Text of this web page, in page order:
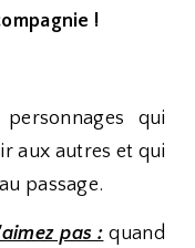
!
qui
aux autres et qui
passage.
pas : quand